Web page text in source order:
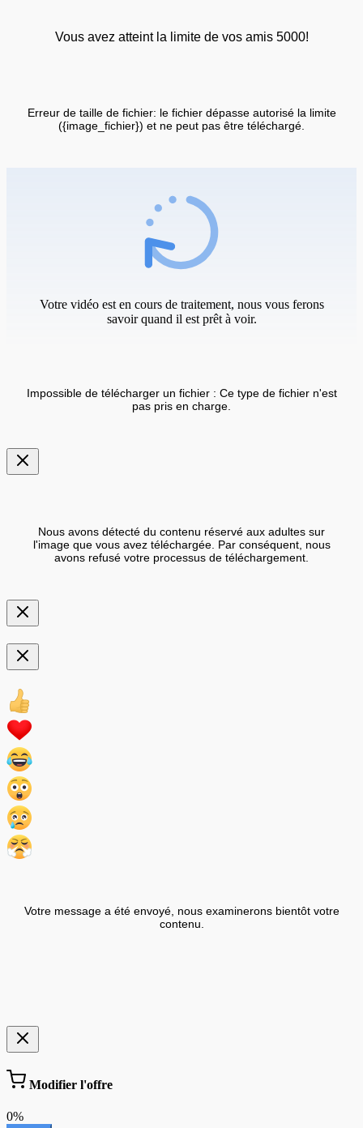
Vous avez atteint la limite de vos amis 5000!
Erreur de taille de fichier: le fichier dépasse autorisé la limite
({image_fichier}) et ne peut pas être téléchargé.
Votre vidéo est en cours de traitement, nous vous ferons
savoir quand il est prêt à voir.
Impossible de télécharger un fichier : Ce type de fichier n'est
pas pris en charge.
Nous avons détecté du contenu réservé aux adultes sur
l'image que vous avez téléchargée. Par conséquent, nous
avons refusé votre processus de téléchargement.
Votre message a été envoyé, nous examinerons bientôt votre
contenu.
Modifier l'offre
0%